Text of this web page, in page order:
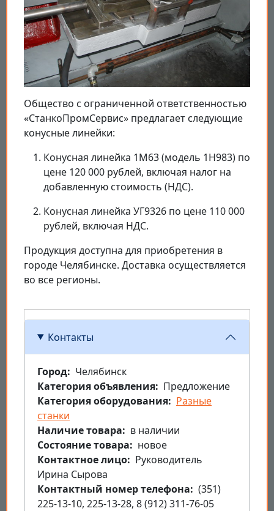
Общество с ограниченной ответственностью
«СтанкоПромСервис» предлагает следующие
конусные линейки:
Конусная линейка 1М63 (модель 1Н983) по
цене 120 000 рублей, включая налог на
добавленную стоимость (НДС).
Конусная линейка УГ9326 по цене 110 000
рублей, включая НДС.
Продукция доступна для приобретения в
городе Челябинске. Доставка осуществляется
во все регионы.
Контакты
Город
Челябинск
Категория объявления
Предложение
Категория оборудования
Разные
станки
Наличие товара
в наличии
Состояние товара
новое
Контактное лицо
Руководитель
Ирина Сырова
Контактный номер телефона
(351)
225-13-10, 225-13-28, 8 (912) 311-76-05